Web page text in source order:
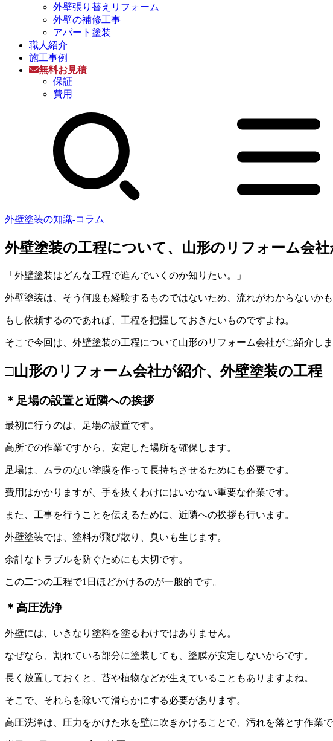
外壁張り替えリフォーム
外壁の補修工事
アパート塗装
職人紹介
施工事例
無料お見積
保証
費用
外壁塗装の知識-コラム
外壁塗装の工程について、山形のリフォーム会社
「外壁塗装はどんな工程で進んでいくのか知りたい。」
外壁塗装は、そう何度も経験するものではないため、流れがわからないかも
もし依頼するのであれば、工程を把握しておきたいものですよね。
そこで今回は、外壁塗装の工程について山形のリフォーム会社がご紹介しま
□山形のリフォーム会社が紹介、外壁塗装の工程
＊足場の設置と近隣への挨拶
最初に行うのは、足場の設置です。
高所での作業ですから、安定した場所を確保します。
足場は、ムラのない塗膜を作って長持ちさせるためにも必要です。
費用はかかりますが、手を抜くわけにはいかない重要な作業です。
また、工事を行うことを伝えるために、近隣への挨拶も行います。
外壁塗装では、塗料が飛び散り、臭いも生じます。
余計なトラブルを防ぐためにも大切です。
この二つの工程で1日ほどかけるのが一般的です。
＊高圧洗浄
外壁には、いきなり塗料を塗るわけではありません。
なぜなら、割れている部分に塗装しても、塗膜が安定しないからです。
長く放置しておくと、苔や植物などが生えていることもありますよね。
そこで、それらを除いて滑らかにする必要があります。
高圧洗浄は、圧力をかけた水を壁に吹きかけることで、汚れを落とす作業で